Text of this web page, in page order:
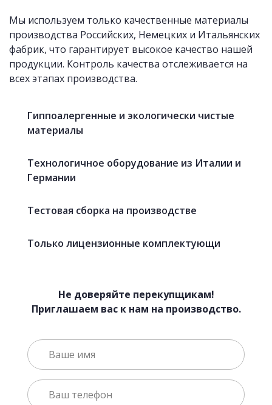
Мы используем только качественные материалы
производства Российских, Немецких и Итальянских
фабрик, что гарантирует высокое качество нашей
продукции. Контроль качества отслеживается на
всех этапах производства.
Гиппоалергенные и экологически чистые
материалы
Технологичное оборудование из Италии и
Германии
Тестовая сборка на производстве
Только лицензионные комплектующи
Не доверяйте перекупщикам!
Приглашаем вас к нам на производство.